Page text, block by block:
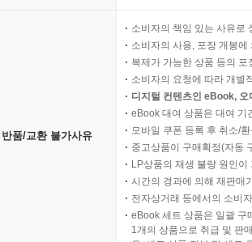
반품/교환 불가사유
소비자의 책임 있는 사유로
소비자의 사용, 포장 개봉
복제가 가능한 상품 등의
소비자의 요청에 따라 개별
디지털 컨텐츠인 eBook,
eBook 대여 상품은 대여 기
모바일 쿠폰 등록 후 취소/
중고상품이 구매확정(자동
LP상품의 재생 불량 원인
시간의 경과에 의해 재판매
전자상거래 등에서의 소비
eBook 세트 상품은 일괄 구
1개의 상품으로 취급 및 판